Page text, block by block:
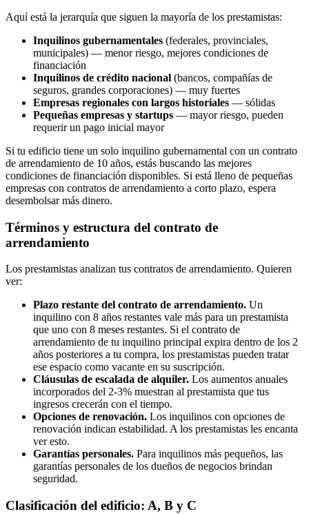
Aquí está la jerarquía que siguen la mayoría de los prestamistas:
Inquilinos gubernamentales (federales, provinciales,
municipales) — menor riesgo, mejores condiciones de
financiación
Inquilinos de crédito nacional (bancos, compañías de
seguros, grandes corporaciones) — muy fuertes
Empresas regionales con largos historiales — sólidas
Pequeñas empresas y startups — mayor riesgo, pueden
requerir un pago inicial mayor
Si tu edificio tiene un solo inquilino gubernamental con un contrato
de arrendamiento de 10 años, estás buscando las mejores
condiciones de financiación disponibles. Si está lleno de pequeñas
empresas con contratos de arrendamiento a corto plazo, espera
desembolsar más dinero.
Términos y estructura del contrato de
arrendamiento
Los prestamistas analizan tus contratos de arrendamiento. Quieren
ver:
Plazo restante del contrato de arrendamiento. Un
inquilino con 8 años restantes vale más para un prestamista
que uno con 8 meses restantes. Si el contrato de
arrendamiento de tu inquilino principal expira dentro de los 2
años posteriores a tu compra, los prestamistas pueden tratar
ese espacio como vacante en su suscripción.
Cláusulas de escalada de alquiler. Los aumentos anuales
incorporados del 2-3% muestran al prestamista que tus
ingresos crecerán con el tiempo.
Opciones de renovación. Los inquilinos con opciones de
renovación indican estabilidad. A los prestamistas les encanta
ver esto.
Garantías personales. Para inquilinos más pequeños, las
garantías personales de los dueños de negocios brindan
seguridad.
Clasificación del edificio: A, B y C